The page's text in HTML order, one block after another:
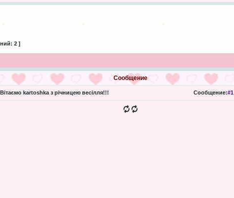
2 ]
Сообщение
Вітаємо kartoshka з річницею весілля!!! Сообщение:#1